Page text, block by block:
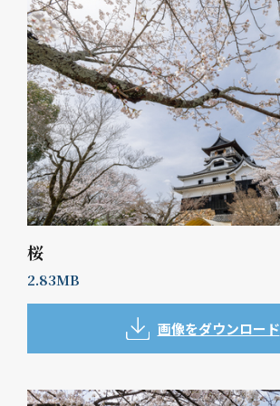
桜
2.83MB
画像をダウンロード